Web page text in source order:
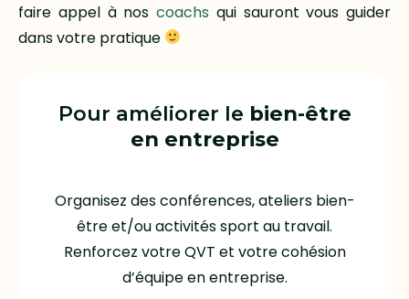
faire appel à nos coachs qui sauront vous guider
dans votre pratique
Pour améliorer le bien-être
en entreprise
Organisez des conférences, ateliers bien-
être et/ou activités sport au travail.
Renforcez votre QVT et votre cohésion
d’équipe en entreprise.